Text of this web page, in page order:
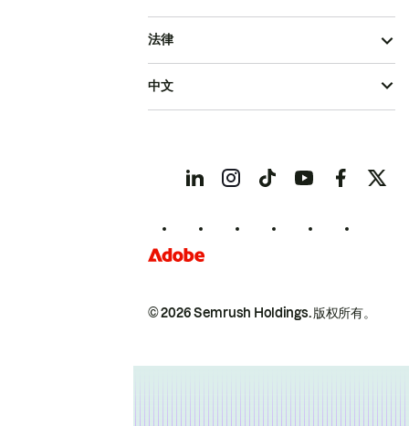
© 2026 Semrush Holdings.版权所有。
法律
中文